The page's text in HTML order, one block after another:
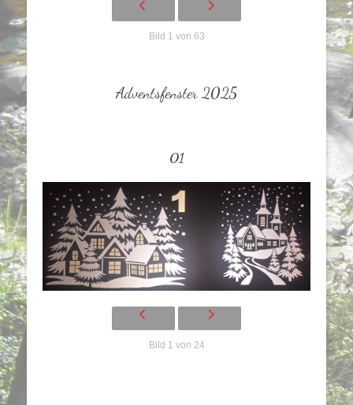
Bild 1 von 63
Adventsfenster 2025
01
Bild 1 von 24